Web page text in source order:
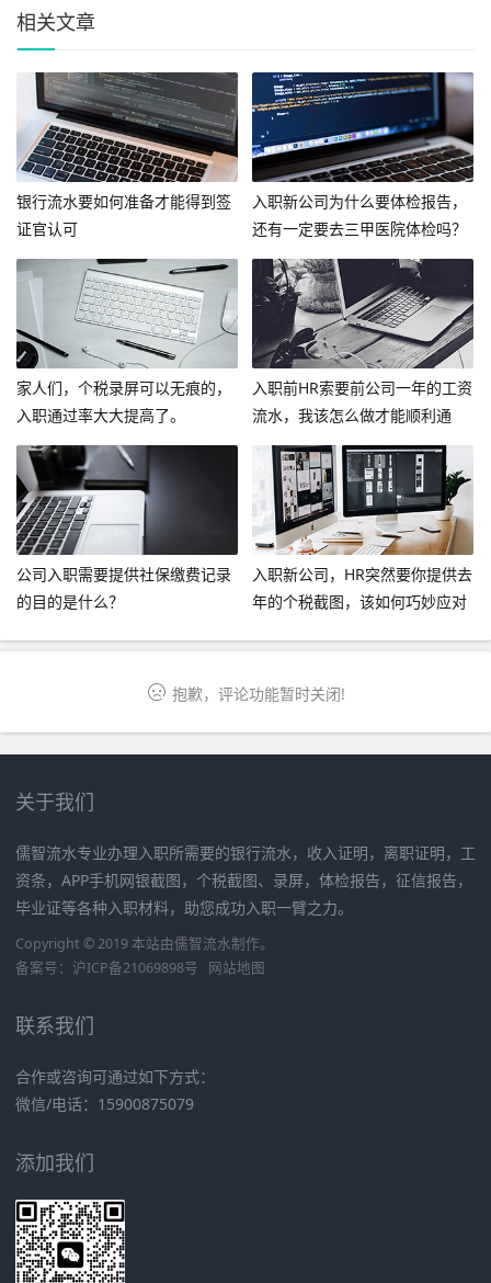
相关文章
银行流水要如何准备才能得到签
证官认可
入职新公司为什么要体检报告，
还有一定要去三甲医院体检吗？
家人们，个税录屏可以无痕的，
入职通过率大大提高了。
入职前HR索要前公司一年的工资
流水，我该怎么做才能顺利通
过？
公司入职需要提供社保缴费记录
的目的是什么？
入职新公司，HR突然要你提供去
年的个税截图，该如何巧妙应对
抱歉，评论功能暂时关闭!
关于我们
儒智流水专业办理入职所需要的银行流水，收入证明，离职证明，工
资条，APP手机网银截图，个税截图、录屏，体检报告，征信报告，
毕业证等各种入职材料，助您成功入职一臂之力。
Copyright © 2019 本站由儒智流水制作。
备案号： 沪ICP备21069898号 网站地图
联系我们
合作或咨询可通过如下方式：
微信/电话：15900875079
添加我们